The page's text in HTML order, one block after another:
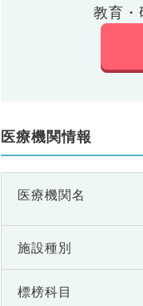
教育・
医療機関情報
医療機関名
施設種別
標榜科目